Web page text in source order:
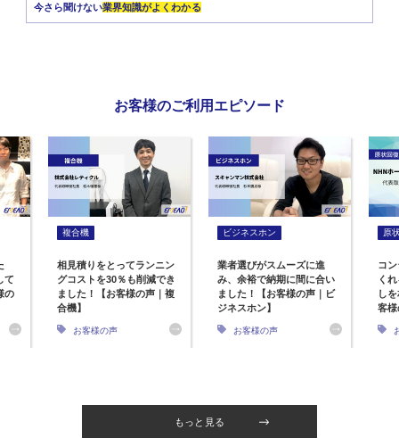
今さら聞けない業界知識がよくわかる
お客様のご利用エピソード
て
の
複合機
相見積りをとってランニン
グコストを30％も削減でき
ました！【お客様の声｜複
合機】
お客様の声
ビジネスホン
業者選びがスムーズに進
み、余裕で納期に間に合い
ました！【お客様の声｜ビ
ジネスホン】
お客様の声
原
コ
く
し
客
もっと見る